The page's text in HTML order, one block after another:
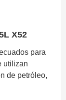
X52
para
utilizan
de petróleo,